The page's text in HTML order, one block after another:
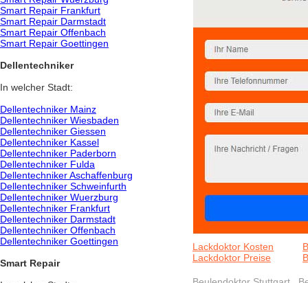
Smart Repair Frankfurt
Smart Repair Darmstadt
Smart Repair Offenbach
Smart Repair Goettingen
Dellentechniker
In welcher Stadt:
Dellentechniker Mainz
Dellentechniker Wiesbaden
Dellentechniker Giessen
Dellentechniker Kassel
Dellentechniker Paderborn
Dellentechniker Fulda
Dellentechniker Aschaffenburg
Dellentechniker Schweinfurth
Dellentechniker Wuerzburg
Dellentechniker Frankfurt
Dellentechniker Darmstadt
Dellentechniker Offenbach
Dellentechniker Goettingen
Smart Repair
Lackdoktor Kosten
Lackdoktor Preise